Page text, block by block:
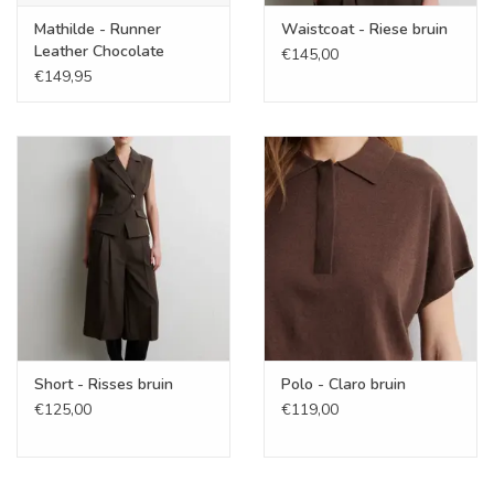
Mathilde - Runner
Leather Chocolate
€149,95
Waistcoat - Riese bruin
€145,00
Short - Risses bruin
€125,00
Polo - Claro bruin
€119,00